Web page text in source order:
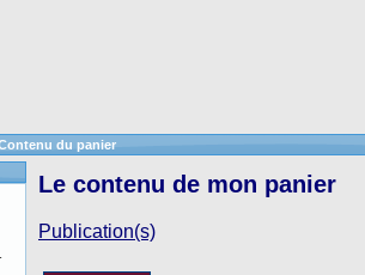
du panier
Le contenu de mon panier
Publication(s)